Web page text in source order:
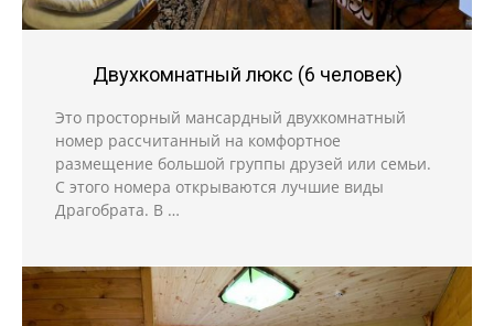
Двухкомнатный люкс (6 человек)
Это просторный мансардный двухкомнатный
номер рассчитанный на комфортное
размещение большой группы друзей или семьи.
С этого номера открываются лучшие виды
Драгобрата. В …